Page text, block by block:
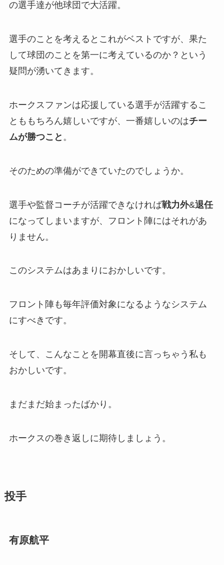
の選手達が他球団で大活躍。
選手のことを考えるとこれがベストですが、果た
して球団のことを第一に考えているのか？という
疑問が湧いてきます。
ホークスファンは応援している選手が活躍するこ
とももちろん嬉しいですが、一番嬉しいのはチー
ムが勝つこと 。
そのための準備ができていたのでしょうか。
選手や監督コーチが活躍できなければ戦力外&退任
になってしまいますが、フロント陣にはそれがあ
りません。
このシステムはあまりにおかしいです。
フロント陣も毎年評価対象になるようなシステム
にすべきです。
そして、こんなことを開幕直後に言っちゃう私も
おかしいです。
まだまだ始まったばかり。
ホークスの巻き返しに期待しましょう。
投手
有原航平